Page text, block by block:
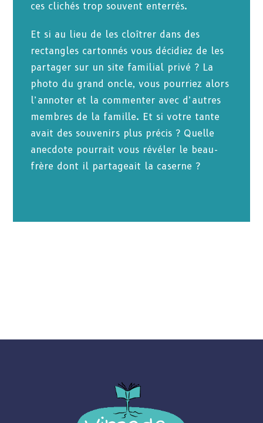
ces clichés trop souvent enterrés.
Et si au lieu de les cloîtrer dans des
rectangles cartonnés vous décidiez de les
partager sur un site familial privé ? La
photo du grand oncle, vous pourriez alors
l’annoter et la commenter avec d’autres
membres de la famille. Et si votre tante
avait des souvenirs plus précis ? Quelle
anecdote pourrait vous révéler le beau-
frère dont il partageait la caserne ?